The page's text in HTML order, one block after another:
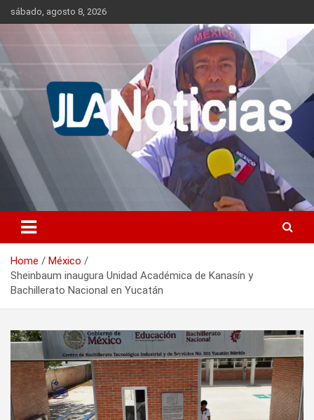
Skip
to
sábado, agosto 8, 2026
Jlanoticias
Información relevante en tiempo real.
Home
México
Sheinbaum inaugura Unidad Académica de Kanasín y
Bachillerato Nacional en Yucatán